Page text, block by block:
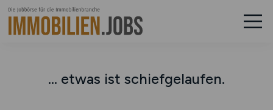
... etwas ist schiefgelaufen.